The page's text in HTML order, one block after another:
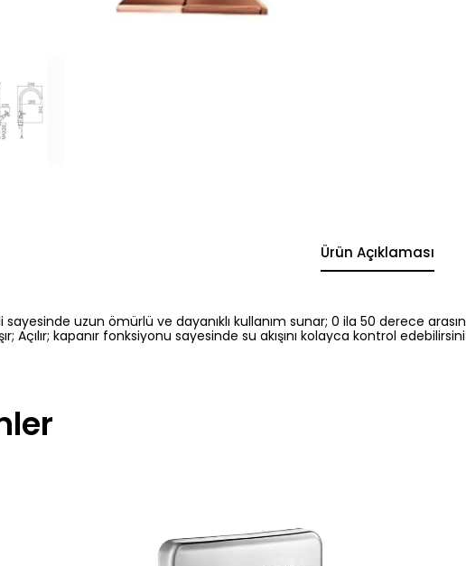
Ürün Açıklaması
uzun ömürlü ve dayanıklı kullanım sunar; 0 ila 50 derece
Açılır; kapanır fonksiyonu sayesinde su akışını kolayca kontrol